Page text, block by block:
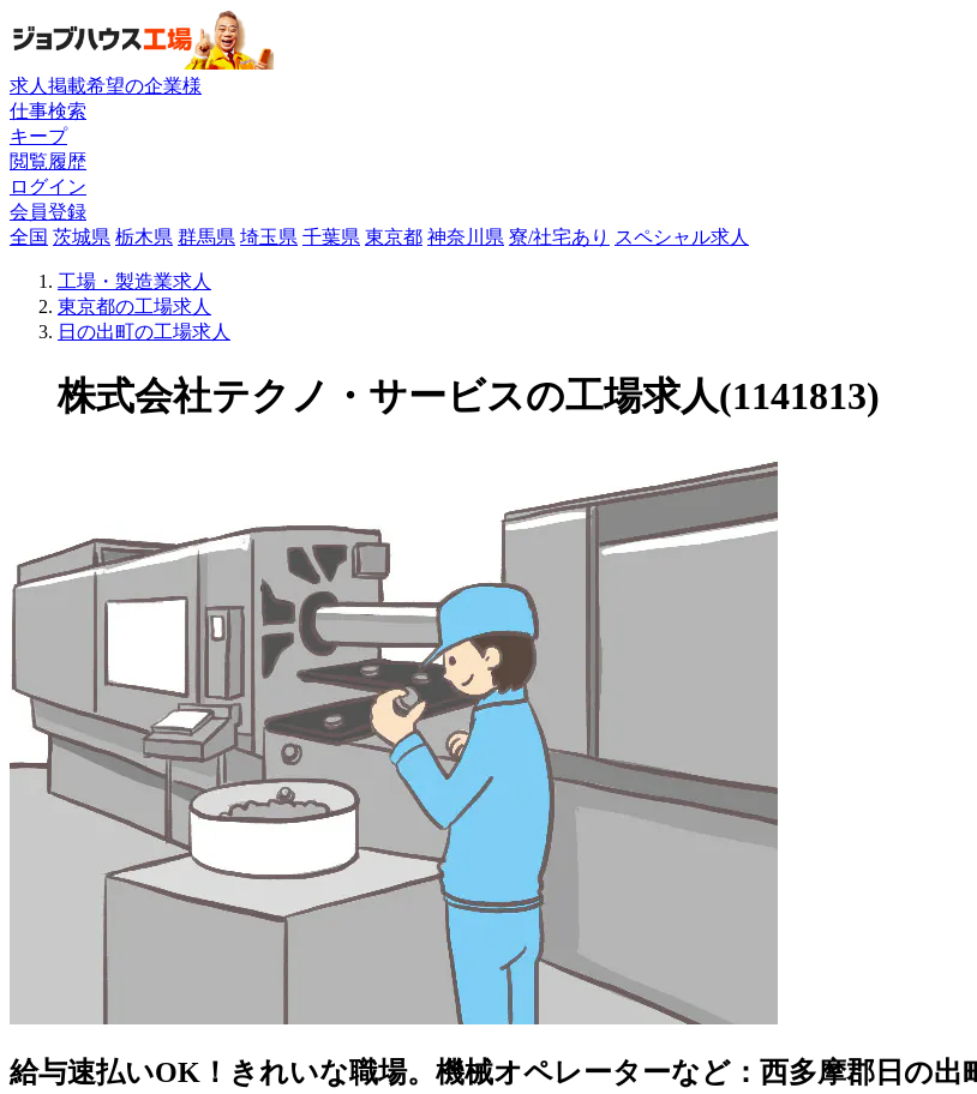
求人掲載希望の企業様
仕事検索
キープ
閲覧履歴
ログイン
会員登録
全国 茨城県 栃木県 群馬県 埼玉県 千葉県 東京都 神奈川県 寮/社宅あり スペシャル求人
工場・製造業求人
東京都の工場求人
日の出町の工場求人
株式会社テクノ・サービスの工場求人(1141813)
給与速払いOK！きれいな職場。機械オペレーターなど：西多摩郡日の出町